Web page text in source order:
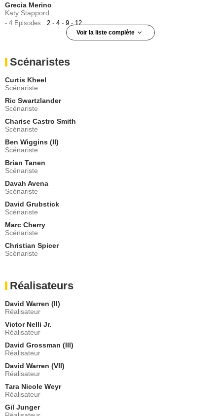
Grecia Merino
Katy Stappord
- 4 Episodes : 2 - 4 - 9 - 12
Voir la liste complète
- 4 Episodes :9-10-11
Hector
- 3 Episodes :
Alejandro Vera
Miguel Falta
- 3 Episodes :2- 9-11
Ivan Hernandez (III)
Javier Mendoza
- 3 Episodes :
Justina Machado
Reina
- 2 Episodes :6
Valerie Mahaffey
Olivia Rice
- 2 Episodes :
Hugh B. Holub
Dr Stuart Haskell
- 1 Episode :1
John Merical
Melanie Specht
- 1 Episode :1
Joueur de tennis Jordan
- 1 Episode :
Jason Manuel Olazabal
Victor
- 1 Episode :6
Chrystee Pharris
Megan
- 1 Episode :
John Sanders (III)
Scénaristes
Curtis Kheel
Scénariste
Ric Swartzlander
Scénariste
Charise Castro Smith
Scénariste
Ben Wiggins (II)
Scénariste
Brian Tanen
Scénariste
Davah Avena
Scénariste
David Grubstick
Scénariste
Marc Cherry
Scénariste
Christian Spicer
Scénariste
Réalisateurs
David Warren (II)
Réalisateur
Victor Nelli Jr.
Réalisateur
David Grossman (III)
Réalisateur
David Warren (VII)
Réalisateur
Tara Nicole Weyr
Réalisateur
Gil Junger